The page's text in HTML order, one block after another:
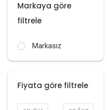
Markaya göre
filtrele
Markasız
Fiyata göre filtrele